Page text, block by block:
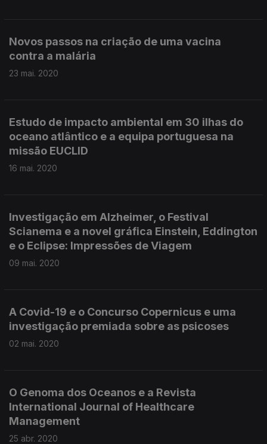
Novos passos na criação de uma vacina
contra a malária
23 mai. 2020
Estudo de impacto ambiental em 30 ilhas do
oceano atlântico e a equipa portuguesa na
missão EUCLID
16 mai. 2020
Investigação em Alzheimer, o Festival
Scianema e a novel gráfica Einstein, Eddington
e o Eclipse: Impressões de Viagem
09 mai. 2020
A Covid-19 e o Concurso Copernicus e uma
investigação premiada sobre as psicoses
02 mai. 2020
O Genoma dos Oceanos e a Revista
International Journal of Healthcare
Management
25 abr. 2020